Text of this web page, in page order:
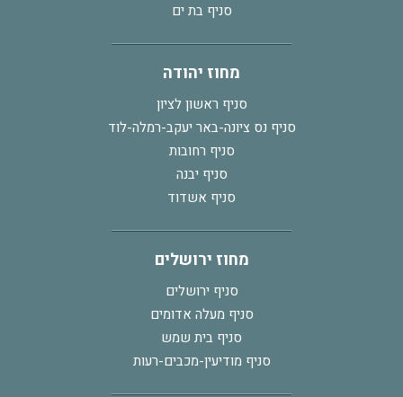
סניף בת ים
מחוז יהודה
סניף ראשון לציון
סניף נס ציונה-באר יעקב-רמלה-לוד
סניף רחובות
סניף יבנה
סניף אשדוד
מחוז ירושלים
סניף ירושלים
סניף מעלה אדומים
סניף בית שמש
סניף מודיעין-מכבים-רעות